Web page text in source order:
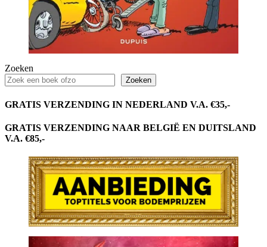
Zoeken
Zoeken
GRATIS VERZENDING IN NEDERLAND V.A. €35,-
GRATIS VERZENDING NAAR BELGIË EN DUITSLAND
V.A. €85,-